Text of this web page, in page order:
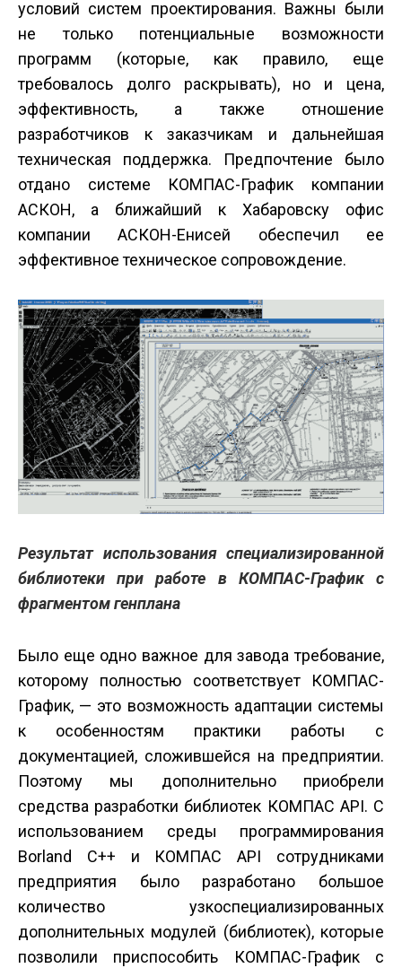
условий систем проектирования. Важны были
не только потенциальные возможности
программ (которые, как правило, еще
требовалось долго раскрывать), но и цена,
эффективность, а также отношение
разработчиков к заказчикам и дальнейшая
техническая поддержка. Предпочтение было
отдано системе КОМПАС-График компании
АСКОН, а ближайший к Хабаровску офис
компании АСКОН-Енисей обеспечил ее
эффективное техническое сопровождение.
Результат использования специализированной
библиотеки при работе в КОМПАС-График с
фрагментом генплана
Было еще одно важное для завода требование,
которому полностью соответствует КОМПАС-
График, — это возможность адаптации системы
к особенностям практики работы с
документацией, сложившейся на предприятии.
Поэтому мы дополнительно приобрели
средства разработки библиотек КОМПАС API. С
использованием среды программирования
Borland C++ и КОМПАС API сотрудниками
предприятия было разработано большое
количество узкоспециализированных
дополнительных модулей (библиотек), которые
позволили приспособить КОМПАС-График с